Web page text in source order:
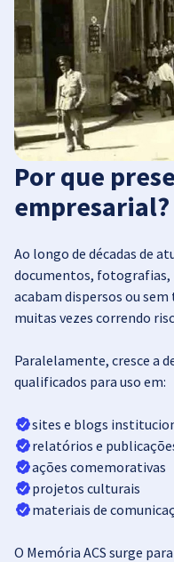
Por que
empresarial?
Ao longo de décadas de
documentos, fotografias,
acabam dispersos ou
muitas vezes correndo
Paralelamente, cresce a
qualificados para uso em:
sites e blogs
relatórios e
ações comemorativas
projetos culturais
materiais de
O Memória ACS surge